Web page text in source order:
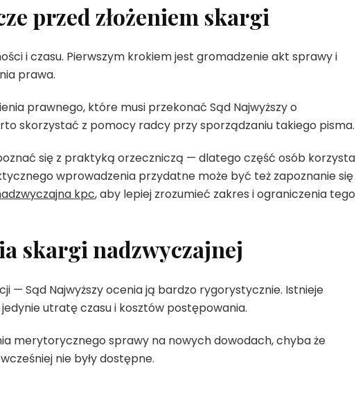
przed złożeniem skargi
i czasu. Pierwszym krokiem jest gromadzenie akt sprawy i
prawa.
prawnego, które musi przekonać Sąd Najwyższy o
skorzystać z pomocy radcy przy sporządzaniu takiego pisma.
się z praktyką orzeczniczą — dlatego część osób korzysta
wprowadzenia przydatne może być też zapoznanie się
kpc, aby lepiej zrozumieć zakres i ograniczenia tego
skargi nadzwyczajnej
— Sąd Najwyższy ocenia ją bardzo rygorystycznie. Istnieje
utratę czasu i kosztów postępowania.
merytorycznego sprawy na nowych dowodach, chyba że
nie były dostępne.